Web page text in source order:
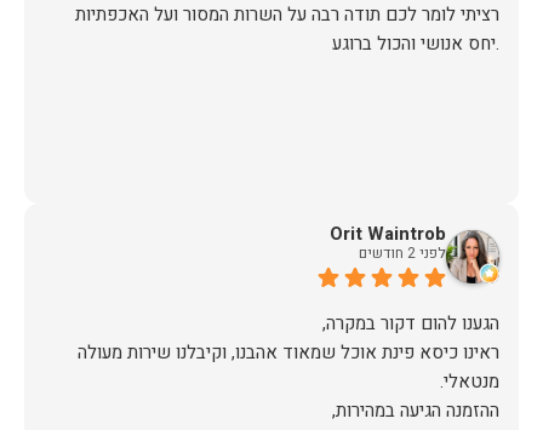
רציתי לומר לכם תודה רבה על השרות המסור ועל האכפתיות
.יחס אנושי והכול ברוגע
Orit Waintrob
לפני 2 חודשים
ראינו כיסא פינת אוכל שמאוד אהבנו, וקיבלנו שירות מעולה